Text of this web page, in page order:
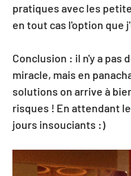
pratiques avec les
en tout cas l'option que
Conclusion : il n'y a pas
miracle, mais en
solutions on arrive à
risques ! En attendant
jours insouciants :)